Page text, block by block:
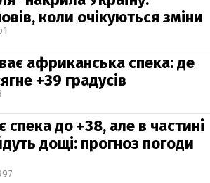
коли очікуються зміни
африканська спека: де
+39 градусів
спека до +38, але в частині
дощі: прогноз погоди